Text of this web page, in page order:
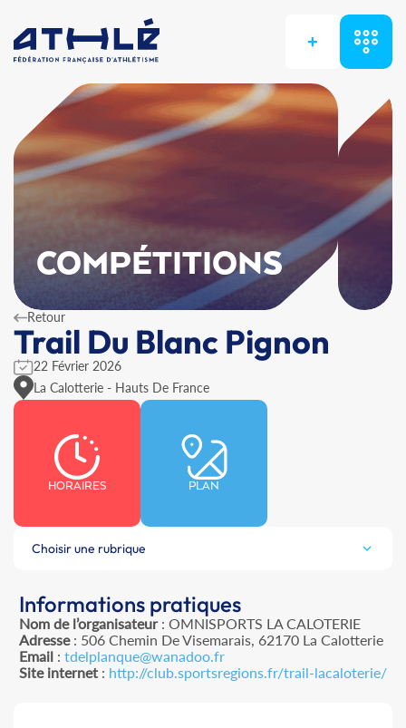
+
COMPÉTITIONS
Retour
Trail Du Blanc Pignon
22 Février 2026
La Calotterie - Hauts De France
HORAIRES PLAN
Choisir une rubrique
Informations pratiques
Nom de l’organisateur: OMNISPORTS LA CALOTERIE
Adresse: 506 Chemin De Visemarais, 62170 La Calotterie
Email : tdelplanque@wanadoo.fr
Site internet : http://club.sportsregions.fr/trail-lacaloterie/